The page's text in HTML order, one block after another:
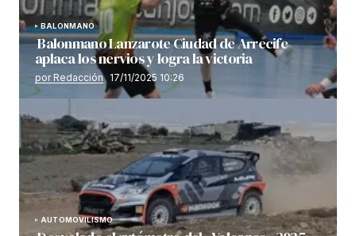
BALONMANO
Balonmano Lanzarote Ciudad de Arrecife
aplaca los nervios y logra la victoria
por Redacción 17/11/2025 10:26
AUTOMOVILISMO